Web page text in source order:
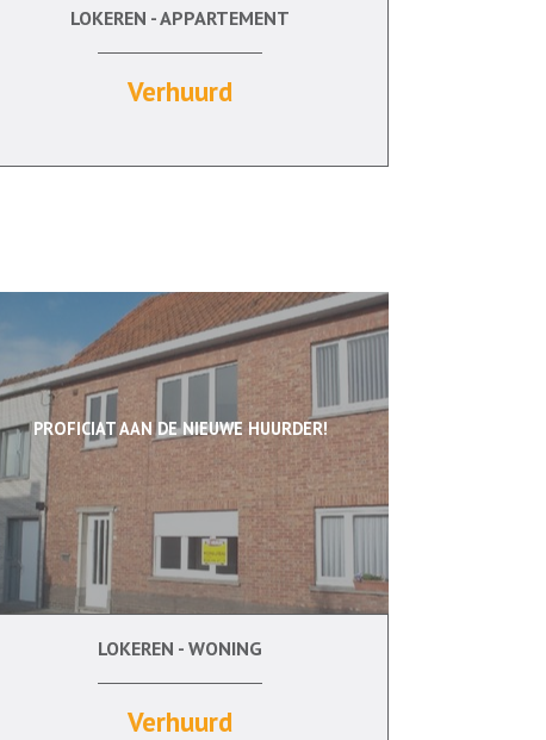
1 Ja
LOKEREN - APPARTEMENT
Verhuurd
PROFICIAT AAN DE NIEUWE HUURDER!
3 Ja
LOKEREN - WONING
Verhuurd